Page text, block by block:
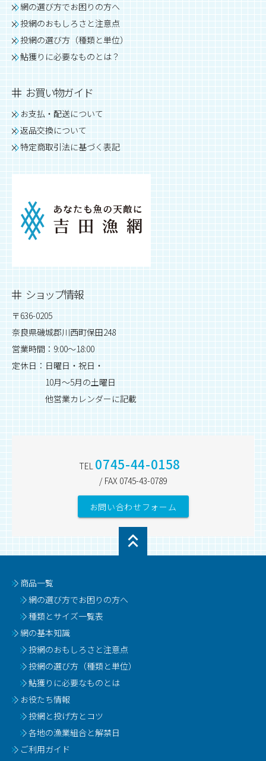
網の選び方でお困りの方へ
投網のおもしろさと注意点
投網の選び方（種類と単位）
鮎獲りに必要なものとは？
お買い物ガイド
お支払・配送について
返品交換について
特定商取引法に基づく表記
ショップ情報
〒636-0205
奈良県磯城郡川西町保田248
営業時間：9:00～18:00
定休日：日曜日・祝日・
10月～5月の土曜日
他営業カレンダーに記載
TEL 0745-44-0158
/ FAX 0745-43-0789
お問い合わせフォーム
商品一覧
網の選び方でお困りの方へ
種類とサイズ一覧表
網の基本知識
投網のおもしろさと注意点
投網の選び方（種類と単位）
鮎獲りに必要なものとは
お役たち情報
投網と投げ方とコツ
各地の漁業組合と解禁日
ご利用ガイド